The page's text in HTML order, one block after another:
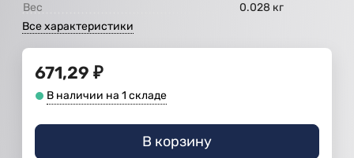
Вес
0.028 кг
Все характеристики
671,29 ₽
В наличии на 1 складе
В корзину